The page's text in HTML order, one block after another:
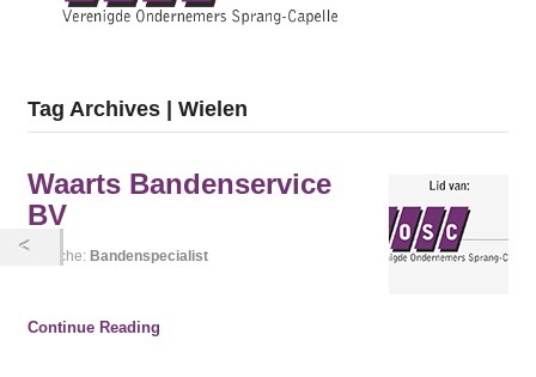
Tag Archives | Wielen
Waarts Bandenservice
BV
Branche: Bandenspecialist
Continue Reading